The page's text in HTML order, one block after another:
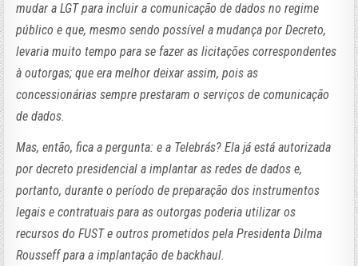
mudar a LGT para incluir a comunicação de dados no regime
público e que, mesmo sendo possível a mudança por Decreto,
levaria muito tempo para se fazer as licitações correspondentes
à outorgas; que era melhor deixar assim, pois as
concessionárias sempre prestaram o serviços de comunicação
de dados.
Mas, então, fica a pergunta: e a Telebrás? Ela já está autorizada
por decreto presidencial a implantar as redes de dados e,
portanto, durante o período de preparação dos instrumentos
legais e contratuais para as outorgas poderia utilizar os
recursos do FUST e outros prometidos pela Presidenta Dilma
Rousseff para a implantação de backhaul.